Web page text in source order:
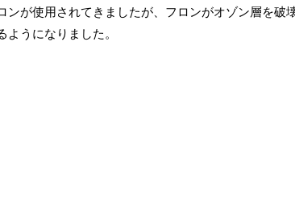
が使用されてきましたが、フロンがオゾン層を破
うになりました。